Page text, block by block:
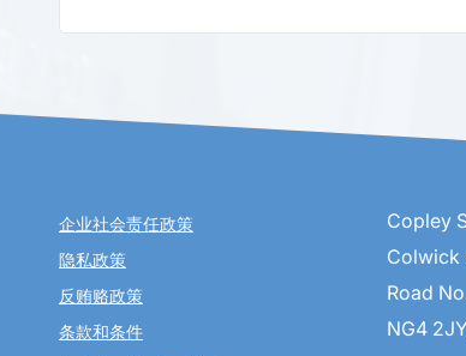
企业社会责任政策
隐私政策
反贿赂政策
条款和条件
Copley
Colwick
Road
NG4